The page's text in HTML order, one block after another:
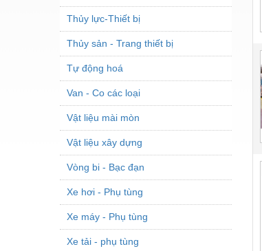
Thủy lực-Thiết bị
Thủy sản - Trang thiết bị
Tự động hoá
Van - Co các loại
Vật liệu mài mòn
Vật liệu xây dựng
Vòng bi - Bạc đạn
Xe hơi - Phụ tùng
Xe máy - Phụ tùng
Xe tải - phụ tùng